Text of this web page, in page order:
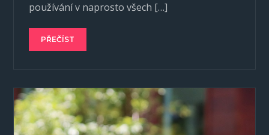
používání v naprosto všech […]
PŘEČÍST